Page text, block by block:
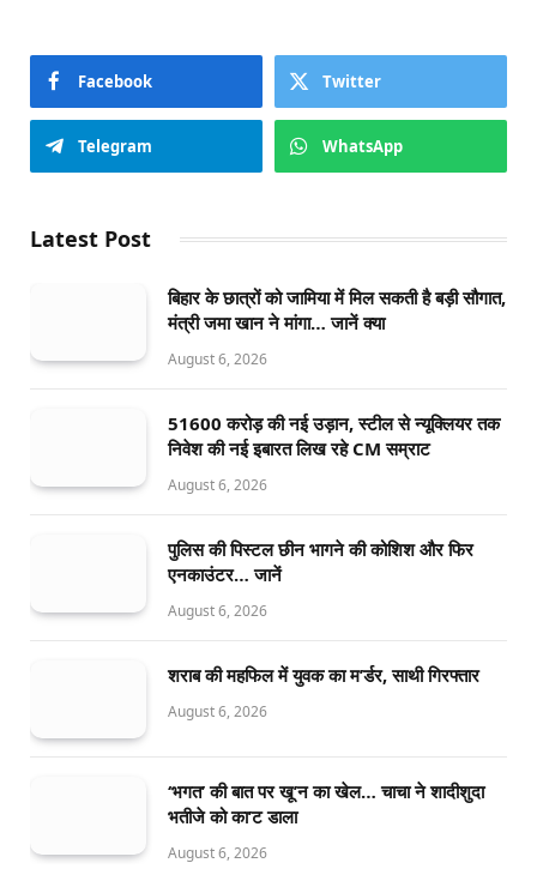
Facebook Twitter
Telegram WhatsApp
Latest Post
बिहार के छात्रों को जामिया में मिल सकती है बड़ी सौगात,
मंत्री जमा खान ने मांगा… जानें क्या
August 6, 2026
51600 करोड़ की नई उड़ान, स्टील से न्यूक्लियर तक
निवेश की नई इबारत लिख रहे CM सम्राट
August 6, 2026
पुलिस की पिस्टल छीन भागने की कोशिश और फिर
एनकाउंटर… जानें
August 6, 2026
शराब की महफिल में युवक का म’र्डर, साथी गिरफ्तार
August 6, 2026
‘भगत’ की बात पर खू’न का खेल… चाचा ने शादीशुदा
भतीजे को का’ट डाला
August 6, 2026